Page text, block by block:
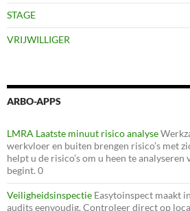
STAGE
VRIJWILLIGER
ARBO-APPS
LMRA Laatste minuut risico analyse
werkvloer en buiten brengen risico’s met
helpt u de risico’s om u heen te
begint. 0
Veiligheidsinspectie Easytoinspect maakt
audits eenvoudig. Controleer direct op